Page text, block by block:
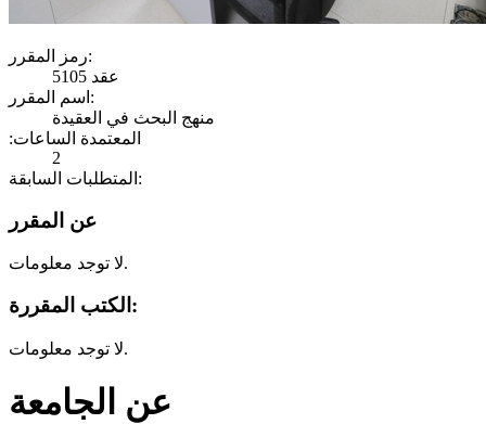
رمز المقرر:
عقد 5105
اسم المقرر:
منهج البحث في العقيدة
:المعتمدة الساعات
2
المتطلبات السابقة:
عن المقرر
لا توجد معلومات.
الكتب المقررة:
لا توجد معلومات.
عن الجامعة